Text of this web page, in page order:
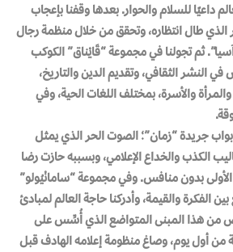
داعيًا للسلام والحوار. بعدها وقفنا بإعجاب
الذي طال انتظاره، وتحقق من خلال منظمة رجال
ثم تجولنا في مجموعة “قَايْناق” الكوكب
النشر الثقافي، وتقديم الدين والتاريخ،
والأسرة، بمختلف اللغات الحية، وفي
جريدة “زمان”؛ الصوت الحر الذي يمثل
الكذب والخداع الإعلامي، وبسببه حازت رضا
بدون منافس. وفي مجموعة “سامانْيُولو”
بين الفكرة والقيمة، وأدركنا حاجة العالم لمبادئ
من هذا المبنى المتواضع الذي أُسِّس على
من أول يوم، وصاغ منظومة إعلامه الهادف قبل